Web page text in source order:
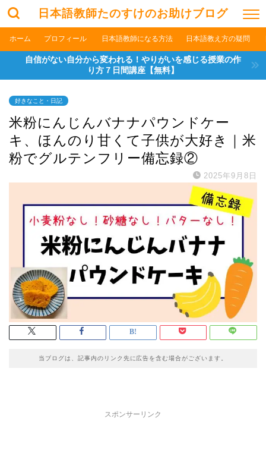
日本語教師たのすけのお助けブログ
ホーム プロフィール 日本語教師になる方法 日本語教え方の疑問
自信がない自分から変われる！やりがいを感じる授業の作
り方７日間講座【無料】
好きなこと・日記
米粉にんじんバナナパウンドケー
キ、ほんのり甘くて子供が大好き｜米
粉でグルテンフリー備忘録②
2025年9月8日
当ブログは、記事内のリンク先に広告を含む場合がございます。
スポンサーリンク